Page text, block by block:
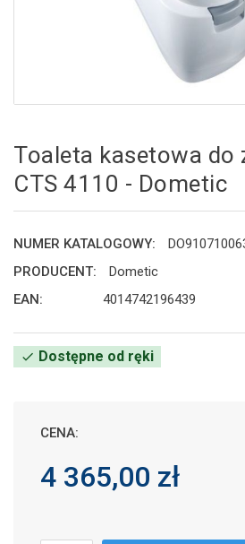
Toaleta kasetowa do
CTS 4110 - Dometic
NUMER KATALOGOWY:
PRODUCENT:
Dometic
EAN:
4014742196439
check Dostępne od ręki
CENA:
4 365,00 zł